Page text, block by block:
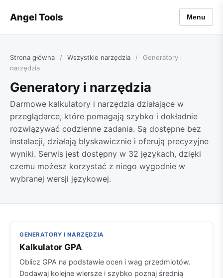
Angel Tools Menu
Strona główna / Wszystkie narzędzia /
Generatory i
narzędzia
Generatory i narzędzia
Darmowe kalkulatory i narzędzia działające w
przeglądarce, które pomagają szybko i dokładnie
rozwiązywać codzienne zadania. Są dostępne bez
instalacji, działają błyskawicznie i oferują precyzyjne
wyniki. Serwis jest dostępny w 32 językach, dzięki
czemu możesz korzystać z niego wygodnie w
wybranej wersji językowej.
GENERATORY I NARZĘDZIA
Kalkulator GPA
Oblicz GPA na podstawie ocen i wag przedmiotów.
Dodawaj kolejne wiersze i szybko poznaj średnią